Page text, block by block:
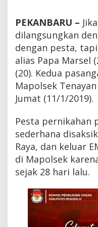
PEKANBARU –
dilangsungkan
dengan pesta,
alias Papa Marsel
(20). Kedua
Mapolsek
Jumat (11/1/2019).
Pesta pernikahan
sederhana
Raya, dan keluar
di Mapolsek
sejak 28 hari lalu.